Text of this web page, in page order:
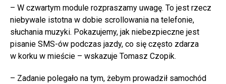
– W czwartym module rozpraszamy uwagę. To jest rzecz
niebywale istotna w dobie scrollowania na telefonie,
słuchania muzyki. Pokazujemy, jak niebezpieczne jest
pisanie SMS-ów podczas jazdy, co się często zdarza
w korku w mieście – wskazuje Tomasz Czopik.
– Zadanie polegało na tym, żebym prowadził samochód